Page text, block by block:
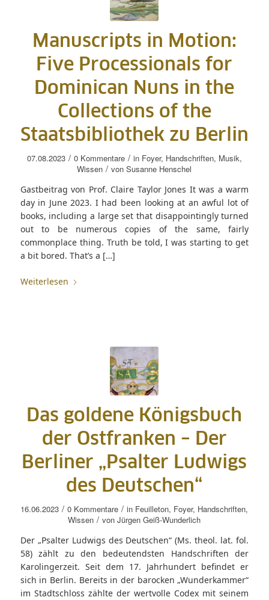
Manuscripts in Motion:
Five Processionals for
Dominican Nuns in the
Collections of the
Staatsbibliothek zu Berlin
07.08.2023 / 0 Kommentare / in Foyer, Handschriften, Musik,
Wissen / vonSusanne Henschel
Gastbeitrag von Prof. Claire Taylor Jones It was a warm
day in June 2023. I had been looking at an awful lot of
books, including a large set that disappointingly turned
out to be numerous copies of the same, fairly
commonplace thing. Truth be told, I was starting to get
a bit bored. That’s a […]
Weiterlesen
Das goldene Königsbuch
der Ostfranken – Der
Berliner „Psalter Ludwigs
des Deutschen“
16.06.2023 / 0 Kommentare / in Feuilleton, Foyer, Handschriften,
Wissen / vonJürgen Geiß-Wunderlich
Der „Psalter Ludwigs des Deutschen“ (Ms. theol. lat. fol.
58) zählt zu den bedeutendsten Handschriften der
Karolingerzeit. Seit dem 17. Jahrhundert befindet er
sich in Berlin. Bereits in der barocken „Wunderkammer“
im Stadtschloss zählte der wertvolle Codex mit seinem